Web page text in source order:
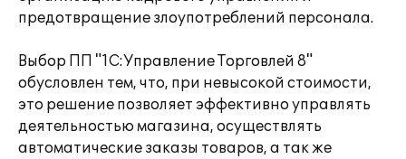
предотвращение злоупотреблений персонала.
Выбор ПП "1С:Управление Торговлей 8"
обусловлен тем, что, при невысокой стоимости,
это решение позволяет эффективно управлять
деятельностью магазина, осуществлять
автоматические заказы товаров, а так же